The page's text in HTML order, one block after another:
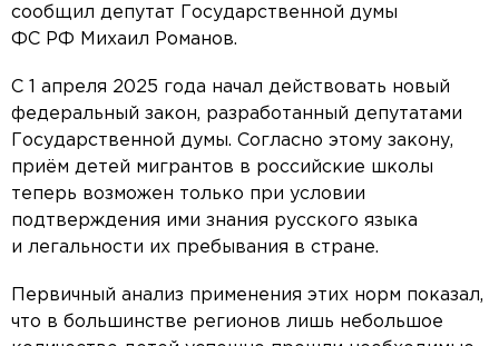
сообщил депутат Государственной думы
ФС РФ Михаил Романов.
С 1 апреля 2025 года начал действовать новый
федеральный закон, разработанный депутатами
Государственной думы. Согласно этому закону,
приём детей мигрантов в российские школы
теперь возможен только при условии
подтверждения ими знания русского языка
и легальности их пребывания в стране.
Первичный анализ применения этих норм показал,
что в большинстве регионов лишь небольшое